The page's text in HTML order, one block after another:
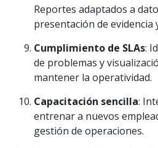
Reportes adaptados a
presentación de evidencia
Cumplimiento de SLAs:
de problemas y
mantener la operatividad.
Capacitación sencilla:
entrenar a nuevos
gestión de operaciones.